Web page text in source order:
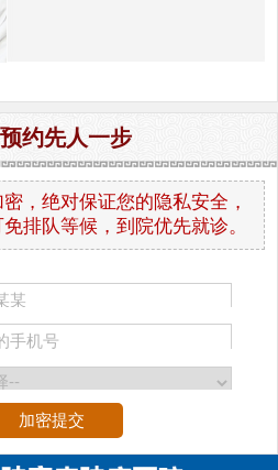
约先人一步
，绝对保证您的隐私安全，
排队等候，到院优先就诊。